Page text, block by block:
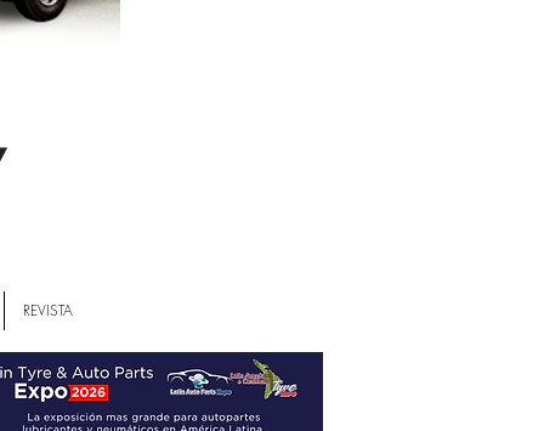
REVISTA